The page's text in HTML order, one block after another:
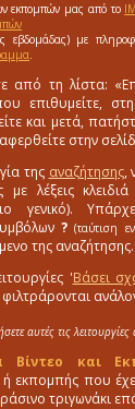
εκπομπών μας από το
εβδομάδας) με
.
από τη λίστα:
επιθυμείτε,
και μετά,
στην
της αναζήτησης,
με λέξεις
γενικό).
? (ταύτιση
της αναζήτησης.
'Βάσει
αυτές τις
Βίντεο και
ή εκπομπής που
τριγωνάκι